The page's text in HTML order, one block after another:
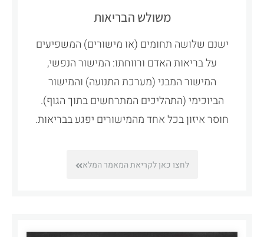
משולש הבריאות
ישנם שלושה תחומים (או מישורים) המשפיעים
על בריאות האדם ורווחתו: המישור הנפשי,
המישור המבני (מערכת התנועה) והמישור
הביוכימי (התהליכים המתרחשים בתוך הגוף).
חוסר איזון בכל אחד מהמישורים יפגע בבריאות.
לחצו כאן לקריאת המאמר המלא